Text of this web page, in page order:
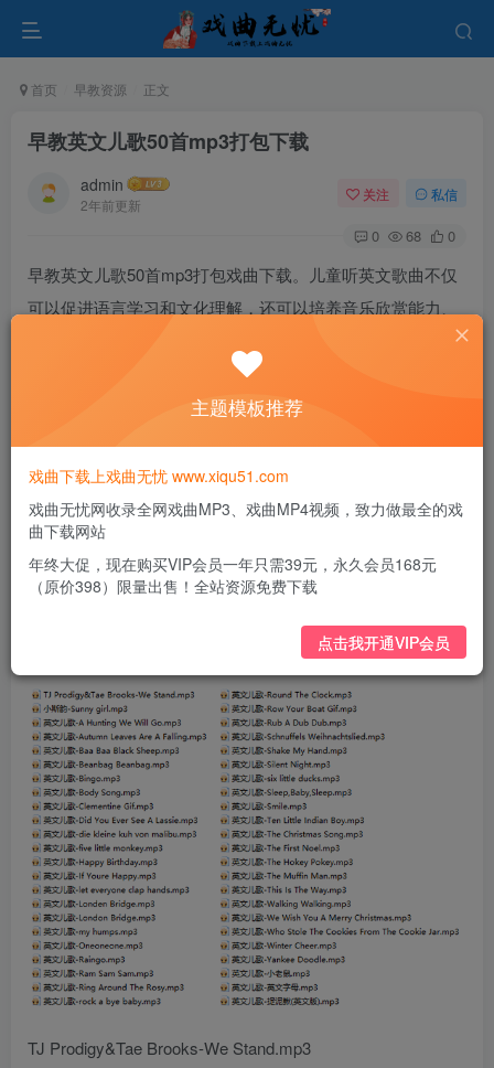
首页 早教资源 正文
早教英文儿歌50首mp3打包下载
admin
2年前更新
关注 私信
0 68 0
早教英文儿歌50首mp3打包戏曲下载。儿童听英文歌曲不仅
可以促进语言学习和文化理解，还可以培养音乐欣赏能力、
TJ Prodigy&Tae Brooks-We Stand.mp3
主题模板推荐
戏曲下载上戏曲无忧 www.xiqu51.com
戏曲无忧网收录全网戏曲MP3、戏曲MP4视频，致力做最全的戏
曲下载网站
年终大促，现在购买VIP会员一年只需39元，永久会员168元
（原价398）限量出售！全站资源免费下载
点击我开通VIP会员